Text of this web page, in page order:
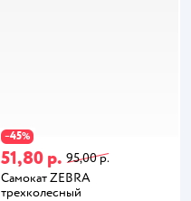
−45%
51,80 р. 95,00 р.
Самокат ZEBRA
трехколесный